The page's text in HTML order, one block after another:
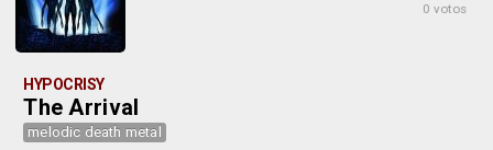
0 votos
HYPOCRISY
The Arrival
melodic death metal